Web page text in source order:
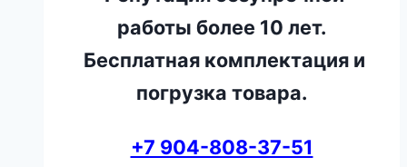
работы более 10 лет.
Бесплатная комплектация и
погрузка товара.
+7 904-808-37-51